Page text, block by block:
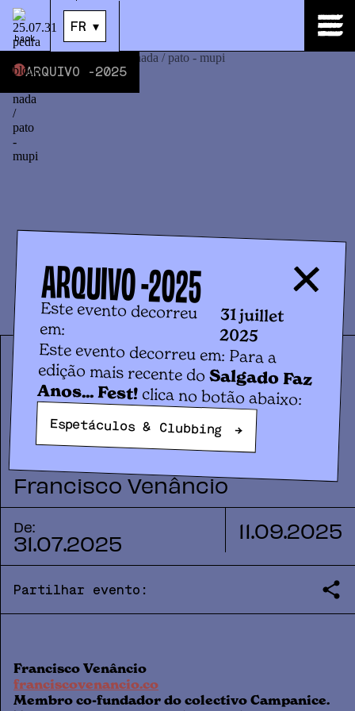
back
FR ▾
ARQUIVO -2025
MUPI Gallery
PEDRA / BLOCO / NADA /
PATO
Francisco Venâncio
De:
31.07.2025 11.09.2025
Partilhar evento:
Francisco Venâncio
franciscovenancio.co
Membro co-fundador do colectivo Campanice.
ARQUIVO -2025
Este evento decorreu
em:
31 juillet
2025
Este evento decorreu em: Para a
edição mais recente do Salgado Faz
Anos... Fest!clica no botão abaixo:
Espetáculos & Clubbing →